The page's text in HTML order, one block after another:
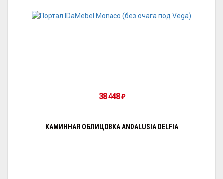
38 448₽
КАМИННАЯ ОБЛИЦОВКА ANDALUSIA DELFIA